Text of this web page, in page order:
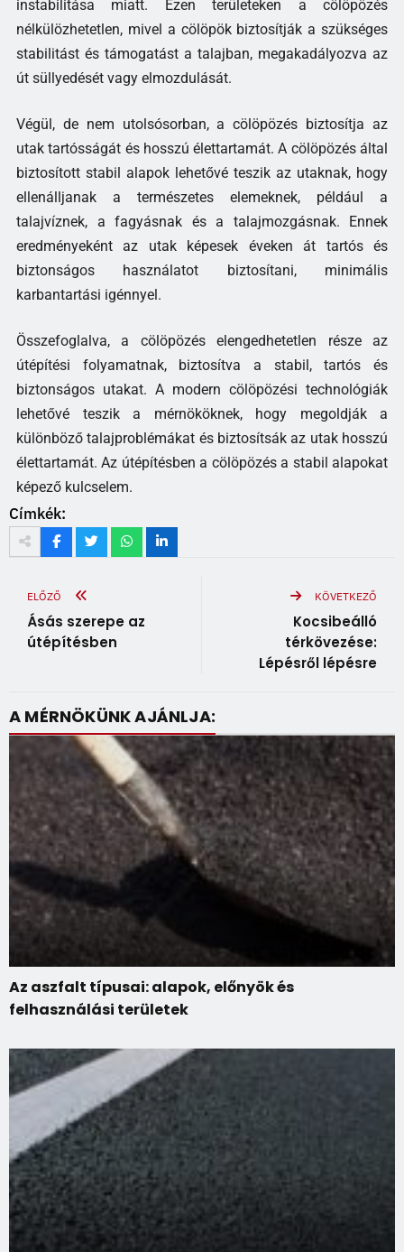
instabilitása miatt. Ezen területeken a cölöpözés
nélkülözhetetlen, mivel a cölöpök biztosítják a szükséges
stabilitást és támogatást a talajban, megakadályozva az
út süllyedését vagy elmozdulását.
Végül, de nem utolsósorban, a cölöpözés biztosítja az
utak tartósságát és hosszú élettartamát. A cölöpözés által
biztosított stabil alapok lehetővé teszik az utaknak, hogy
ellenálljanak a természetes elemeknek, például a
talajvíznek, a fagyásnak és a talajmozgásnak. Ennek
eredményeként az utak képesek éveken át tartós és
biztonságos használatot biztosítani, minimális
karbantartási igénnyel.
Összefoglalva, a cölöpözés elengedhetetlen része az
útépítési folyamatnak, biztosítva a stabil, tartós és
biztonságos utakat. A modern cölöpözési technológiák
lehetővé teszik a mérnököknek, hogy megoldják a
különböző talajproblémákat és biztosítsák az utak hosszú
élettartamát. Az útépítésben a cölöpözés a stabil alapokat
képező kulcselem.
Címkék:
ELŐZŐ
Ásás szerepe az
útépítésben
KÖVETKEZŐ
Kocsibeálló
térkövezése:
Lépésről lépésre
A MÉRNÖKÜNK AJÁNLJA:
Az aszfalt típusai: alapok, előnyök és
felhasználási területek